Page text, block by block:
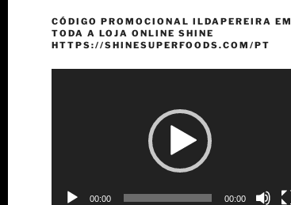
CÓDIGO PROMOCIONAL ILDAPEREIRA EM
TODA A LOJA ONLINE SHINE
HTTPS://SHINESUPERFOODS.COM/PT
00:00 00:00